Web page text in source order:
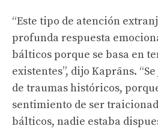
“Este tipo de atención
profunda respuesta
bálticos porque se basa en
existentes”, dijo Kaprāns.
de traumas históricos,
sentimiento de ser
bálticos, nadie estaba